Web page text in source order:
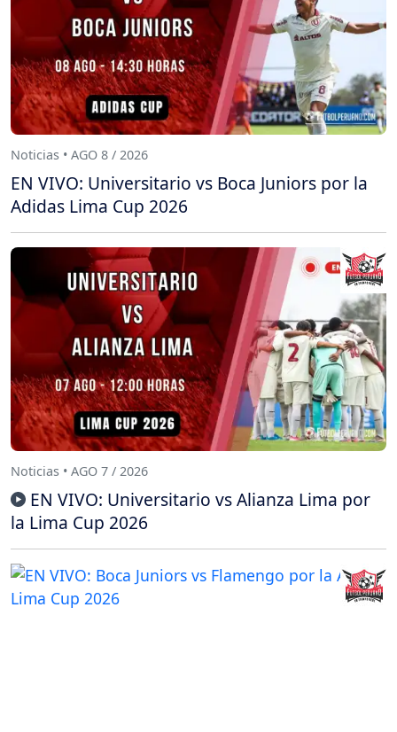
Noticias • AGO 8 / 2026
EN VIVO: Universitario vs Boca Juniors por la
Adidas Lima Cup 2026
Noticias • AGO 7 / 2026
EN VIVO: Universitario vs Alianza Lima por
la Lima Cup 2026